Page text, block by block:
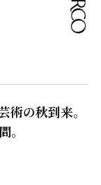
の秋到来。
。